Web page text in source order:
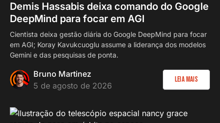
Demis Hassabis deixa comando do Google
DeepMind para focar em AGI
Cientista deixa gestão diária do Google DeepMind para focar
em AGI; Koray Kavukcuoglu assume a liderança dos modelos
Gemini e das pesquisas de ponta.
Bruno Martinez
5 de agosto de 2026
Leia Mais